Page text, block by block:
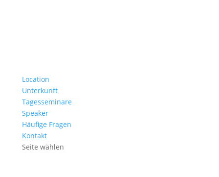
Location
Unterkunft
Tagesseminare
Speaker
Häufige Fragen
Kontakt
Seite wählen